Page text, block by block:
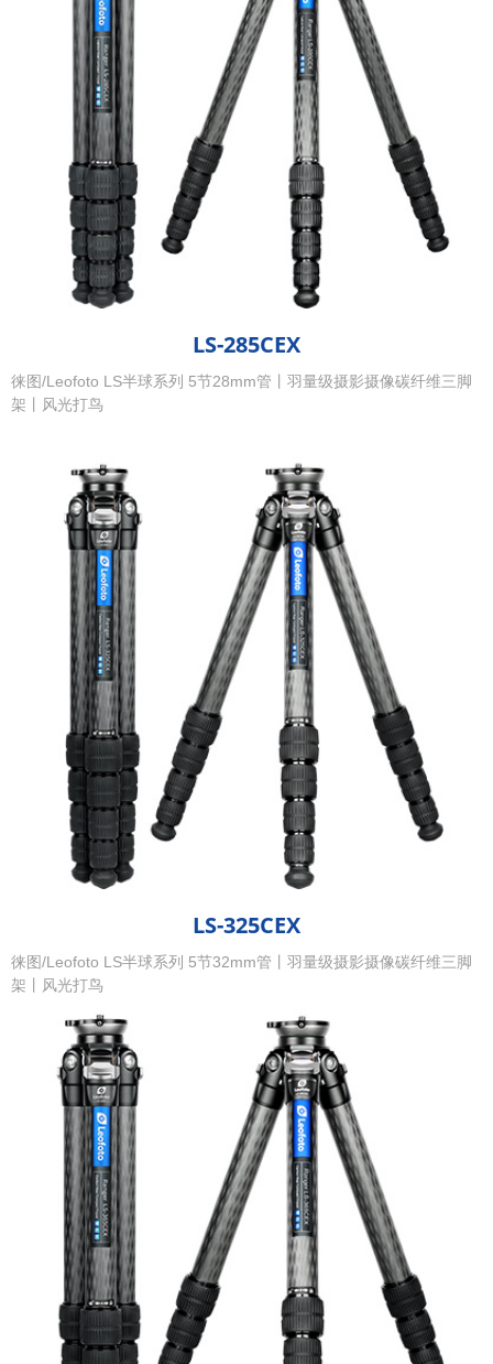
LS-285CEX
徕图/Leofoto LS半球系列 5节28mm管丨羽量级摄影摄像碳纤维三脚
架丨风光打鸟
LS-325CEX
徕图/Leofoto LS半球系列 5节32mm管丨羽量级摄影摄像碳纤维三脚
架丨风光打鸟